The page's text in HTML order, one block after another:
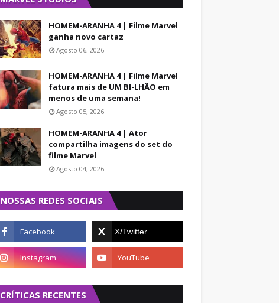
HOMEM-ARANHA 4 | Filme Marvel
ganha novo cartaz
Agosto 06, 2026
HOMEM-ARANHA 4 | Filme Marvel
fatura mais de UM BI-LHÃO em
menos de uma semana!
Agosto 05, 2026
HOMEM-ARANHA 4 | Ator
compartilha imagens do set do
filme Marvel
Agosto 04, 2026
NOSSAS REDES SOCIAIS
CRÍTICAS RECENTES